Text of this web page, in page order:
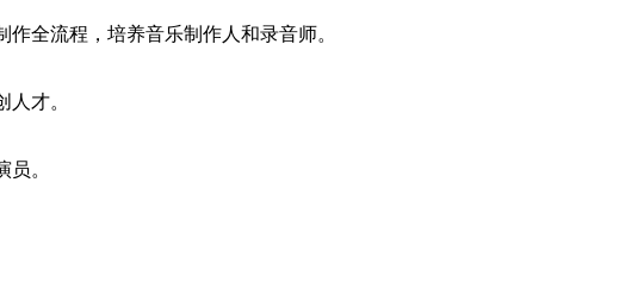
全流程，培养音乐制作人和录音师。
才。
。